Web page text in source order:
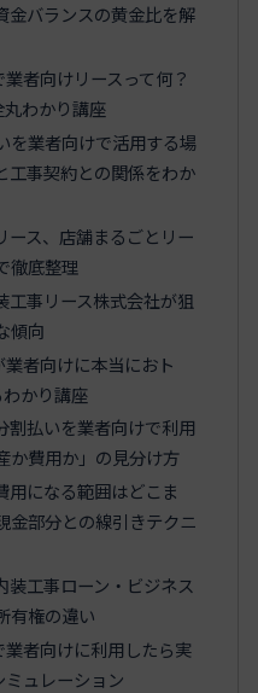
金バランスの黄金比を解
者向けリースって何？
わかり講座
を業者向けで活用する場
工事契約との関係をわか
ース、店舗まるごとリー
徹底整理
工事リース株式会社が狙
傾向
者向けに本当におト
かり講座
割払いを業者向けで利用
か費用か」の見分け方
用になる範囲はどこま
金部分との線引きテクニ
装工事ローン・ビジネス
有権の違い
者向けに利用したら実
ュレーション